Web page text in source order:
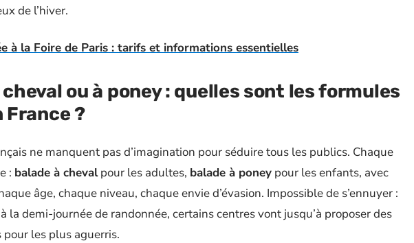
de l’hiver.
à la Foire de Paris : tarifs et informations essentielles
ou à poney : quelles sont les formules
France ?
ne manquent pas d’imagination pour séduire tous les publics. Chaque
: balade à chevalpour les adultes, balade à poney pour les enfants, avec
âge, chaque niveau, chaque envie d’évasion. Impossible de s’ennuyer :
la demi-journée de randonnée, certains centres vont jusqu’à proposer des
les plus aguerris.